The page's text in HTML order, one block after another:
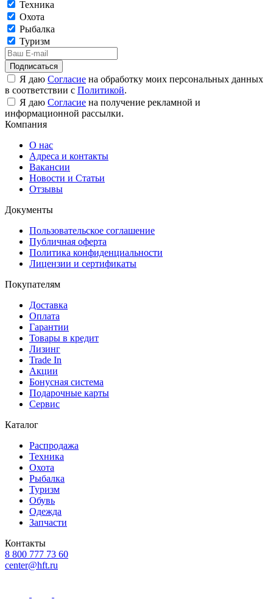
Техника
Охота
Рыбалка
Туризм
Подписаться
Я даю Согласие на обработку моих персональных данных
в соответствии с Политикой.
Я даю Согласие на получение рекламной и
информационной рассылки.
Компания
О нас
Адреса и контакты
Вакансии
Новости и Статьи
Отзывы
Документы
Пользовательское соглашение
Публичная оферта
Политика конфиденциальности
Лицензии и сертификаты
Покупателям
Доставка
Оплата
Гарантии
Товары в кредит
Лизинг
Trade In
Акции
Бонусная система
Подарочные карты
Сервис
Каталог
Распродажа
Техника
Охота
Рыбалка
Туризм
Обувь
Одежда
Запчасти
Контакты
8 800 777 73 60
center@hft.ru